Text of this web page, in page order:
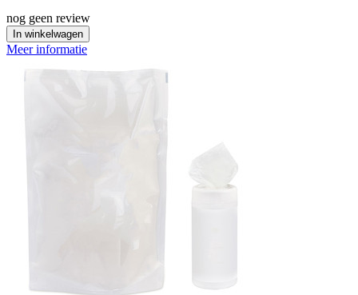
nog geen review
In winkelwagen
Meer informatie